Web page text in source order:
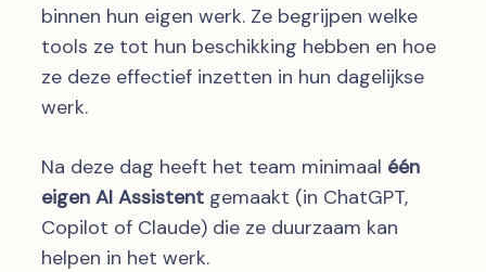
binnen hun eigen werk. Ze begrijpen welke
tools ze tot hun beschikking hebben en hoe
ze deze effectief inzetten in hun dagelijkse
werk.
Na deze dag heeft het team minimaal één
eigen AI Assistent gemaakt (in ChatGPT,
Copilot of Claude) die ze duurzaam kan
helpen in het werk.